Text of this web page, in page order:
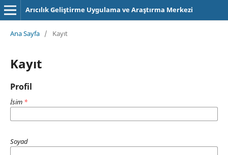
Arıcılık Geliştirme Uygulama ve Araştırma Merkezi
Ana Sayfa / Kayıt
Kayıt
Profil
İsim *
Soyad